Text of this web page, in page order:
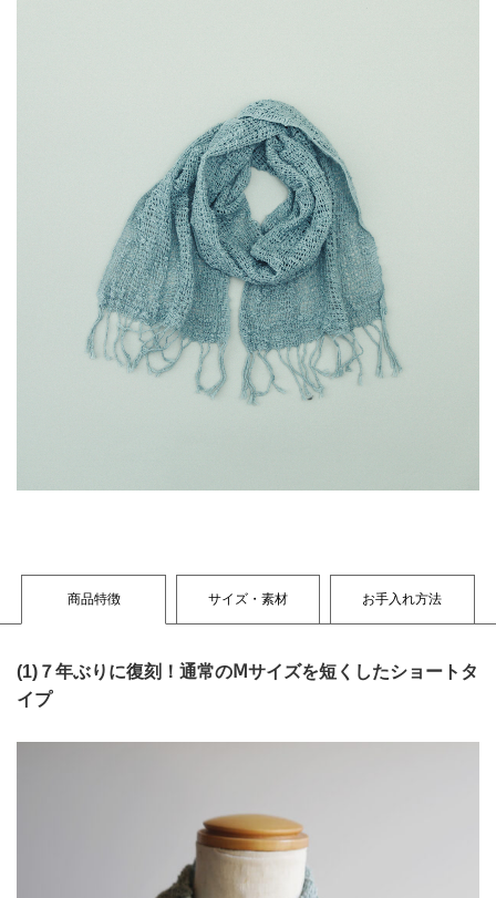
商品特徴 サイズ・素材 お手入れ方法
(1) ７年ぶりに復刻！通常のⅯサイズを短くしたショートタ
イプ